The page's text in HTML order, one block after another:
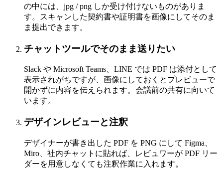
の中には、jpg / png しか受け付けないものがありま
す。スキャンした契約書や証明書を画像にしてそのま
ま提出できます。
チャットツールでそのまま送りたい
Slack や Microsoft Teams、LINE では PDF は添付として
表示されがちですが、画像にしておくとプレビューで
開かずに内容を伝えられます。会議前の共有に向いて
います。
デザインレビューと注釈
デザイナーが書き出した PDF を PNG にして Figma、
Miro、社内チャットに貼れば、レビュワーが PDF リー
ダーを用意しなくても注釈作業に入れます。